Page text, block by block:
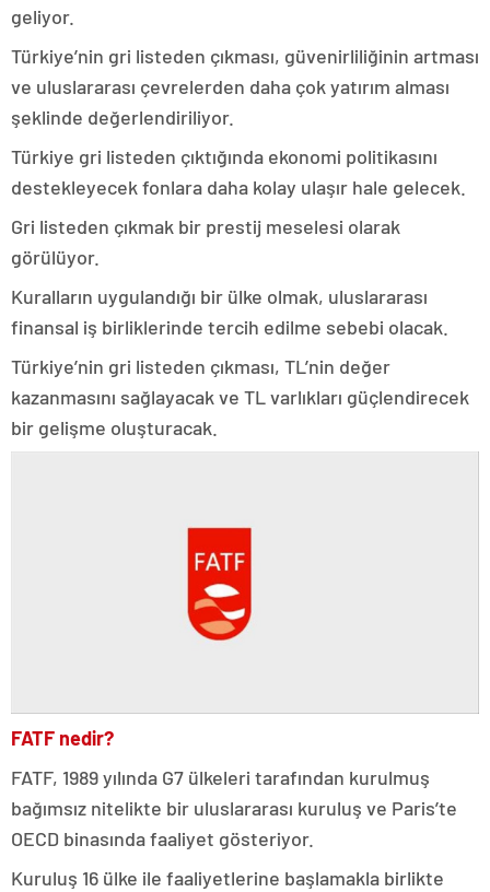
geliyor.
Türkiye’nin gri listeden çıkması, güvenirliliğinin artması
ve uluslararası çevrelerden daha çok yatırım alması
şeklinde değerlendiriliyor.
Türkiye gri listeden çıktığında ekonomi politikasını
destekleyecek fonlara daha kolay ulaşır hale gelecek.
Gri listeden çıkmak bir prestij meselesi olarak
görülüyor.
Kuralların uygulandığı bir ülke olmak, uluslararası
finansal iş birliklerinde tercih edilme sebebi olacak.
Türkiye’nin gri listeden çıkması, TL’nin değer
kazanmasını sağlayacak ve TL varlıkları güçlendirecek
bir gelişme oluşturacak.
FATF nedir?
FATF, 1989 yılında G7 ülkeleri tarafından kurulmuş
bağımsız nitelikte bir uluslararası kuruluş ve Paris’te
OECD binasında faaliyet gösteriyor.
Kuruluş 16 ülke ile faaliyetlerine başlamakla birlikte